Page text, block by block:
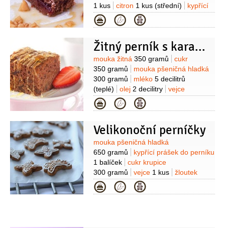
1 kus
citron 1 kus (střední)
kypřící
prášek do perníku
pšeničná hrubá2 lžíce
kakao
plnotučné) Na griliáš: cukr krystal
250 gramů
voda 4 lžíce
ořechy
vlašské
250 gramů bílek1 kus
Kategorie
Žitný perník s karamelovou polevou
Suroviny
mouka žitná 350 gramů
cukr
350 gramů
mouka pšeničná hladká
300 gramů
mléko 5 decilitrů
(teplé)
olej 2 decilitry
vejce
2 kusy
kakao2 lžíce
2 lžíce
cukr vanilkový1 balení
Kategorie
Velikonoční perníčky
Suroviny
mouka pšeničná hladká
650 gramů
kypřící prášek do perníku
1 balíček
cukr krupice
300 gramů
vejce 1 kus
žloutek
4 kusy
máslo80 gramů
kostky)
med4 lžíce
koření do
Kategorie